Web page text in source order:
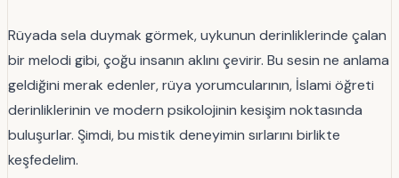
Rüyada sela duymak görmek, uykunun derinliklerinde çalan
bir melodi gibi, çoğu insanın aklını çevirir. Bu sesin ne anlama
geldiğini merak edenler, rüya yorumcularının, İslami öğreti
derinliklerinin ve modern psikolojinin kesişim noktasında
buluşurlar. Şimdi, bu mistik deneyimin sırlarını birlikte
keşfedelim.